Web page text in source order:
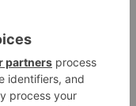
Milic, Caleta